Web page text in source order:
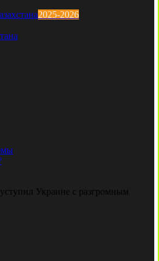
2025-2026
Украине с разгромным